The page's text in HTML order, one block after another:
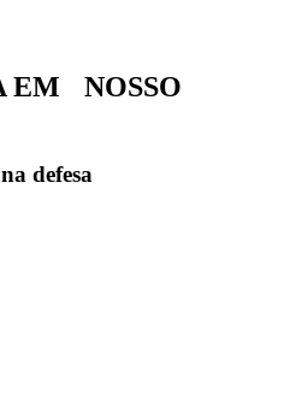
EM NOSSO
defesa